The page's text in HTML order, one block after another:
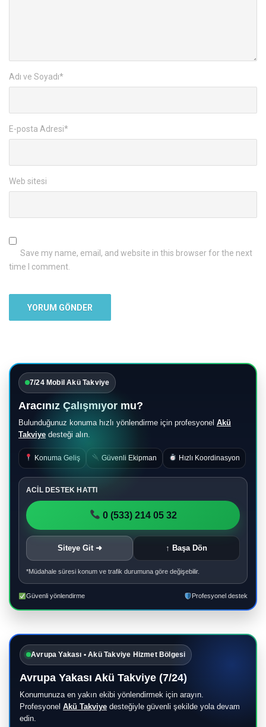
Adı ve Soyadı*
E-posta Adresi*
Web sitesi
Save my name, email, and website in this browser for the next
time I comment.
7/24 Mobil Akü Takviye
Aracınız Çalışmıyor mu?
Bulunduğunuz konuma hızlı yönlendirme için profesyonel Akü
Takviye desteği alın.
Konuma Geliş Güvenli Ekipman Hızlı Koordinasyon
ACİL DESTEK HATTI
0 (533) 214 05 32
Siteye Git ➜ ↑ Başa Dön
*Müdahale süresi konum ve trafik durumuna göre değişebilir.
Güvenli yönlendirme Profesyonel destek
Avrupa Yakası • Akü Takviye Hizmet Bölgesi
Avrupa Yakası Akü Takviye (7/24)
Konumunuza en yakın ekibi yönlendirmek için arayın.
Profesyonel Akü Takviye desteğiyle güvenli şekilde yola devam
edin.